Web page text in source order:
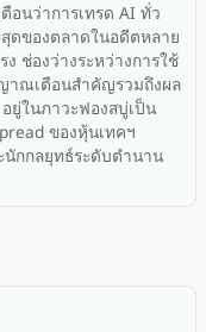
อนว่าการเทรด AI ทั่ว
ดของตลาดในอดีตหลาย
ช่องว่างระหว่างการใช้
าณเตือนสำคัญรวมถึงผล
ยู่ในภาวะฟองสบู่เป็น
ของหุ้นเทคฯ
นักกลยุทธ์ระดับตำนาน